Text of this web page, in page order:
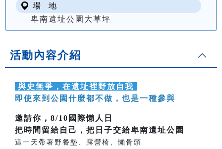
場 地
卑南遺址公園大草坪
活動內容介紹
與史無爭，在遺址裡野放自我
即使來到公園什麼都不做，也是一種參與
邀請你，8/10國際懶人日
把時間留給自己，把日子交給卑南遺址公園
這一天帶著野餐墊、露營椅、懶骨頭